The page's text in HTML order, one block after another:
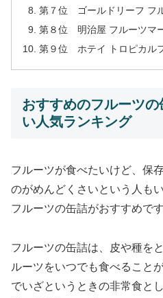
第７位 ゴールドリーフ フ
第８位 明治屋 フルーツマ
第９位 ホテイ トロピカル
おすすめのフルーツ
い人気ランキング
フルーツが食べたいけど、保
のがめんどくさいという人も
フルーツの缶詰がおすすめです
フルーツの缶詰は、皮や種を
ルーツをいつでも食べること
でいざというときの非常食と